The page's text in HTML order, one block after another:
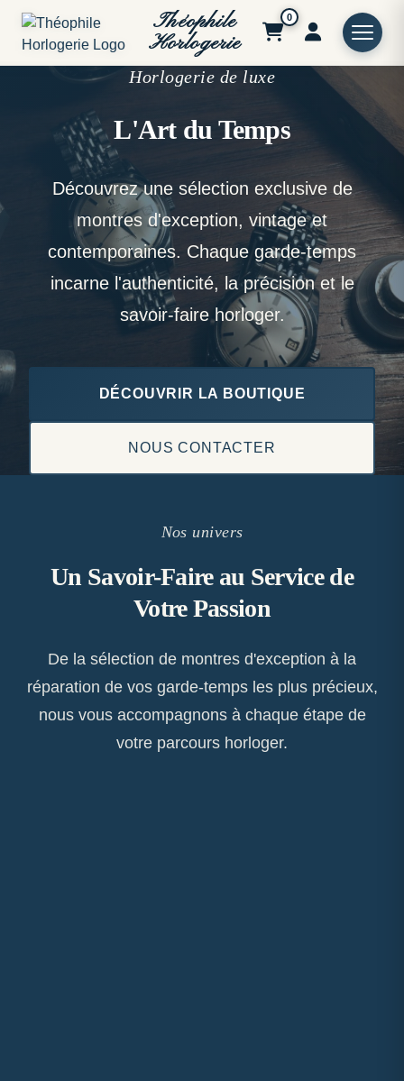
Théophile
Horlogerie
0
Horlogerie de luxe
L'Art du Temps
Découvrez une sélection exclusive de
montres d'exception, vintage et
contemporaines. Chaque garde-temps
incarne l'authenticité, la précision et le
savoir-faire horloger.
DÉCOUVRIR LA BOUTIQUE
NOUS CONTACTER
Nos univers
Un Savoir-Faire au Service de
Votre Passion
De la sélection de montres d'exception à la
réparation de vos garde-temps les plus précieux,
nous vous accompagnons à chaque étape de
votre parcours horloger.